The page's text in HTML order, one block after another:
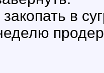
закопать в